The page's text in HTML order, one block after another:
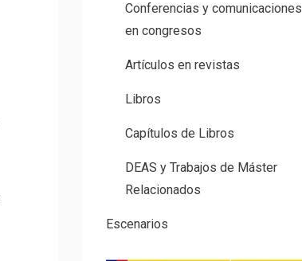
Conferencias y comunicaciones
en congresos
Artículos en revistas
Libros
Capítulos de Libros
DEAS y Trabajos de Máster
Relacionados
Escenarios